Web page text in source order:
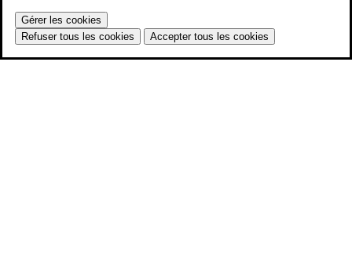
Gérer les cookies
Refuser tous les cookies
Accepter tous les cookies